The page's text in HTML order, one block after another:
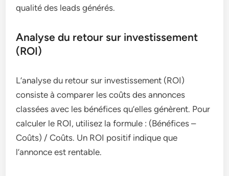
qualité des leads générés.
Analyse du retour sur investissement
(ROI)
L’analyse du retour sur investissement (ROI)
consiste à comparer les coûts des annonces
classées avec les bénéfices qu’elles génèrent. Pour
calculer le ROI, utilisez la formule : (Bénéfices –
Coûts) / Coûts. Un ROI positif indique que
l’annonce est rentable.